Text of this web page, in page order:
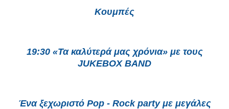
Κουμπές
19:30 «Τα καλύτερά μας χρόνια» με τους
JUKEBOX BAND
Ένα ξεχωριστό Pop - Rock party με μεγάλες